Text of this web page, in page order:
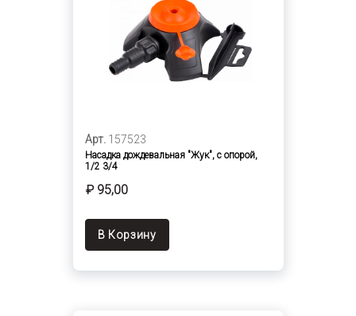
Арт. 157523
Насадка дождевальная "Жук", с опорой,
1/2 3/4
₽ 95,00
В Корзину